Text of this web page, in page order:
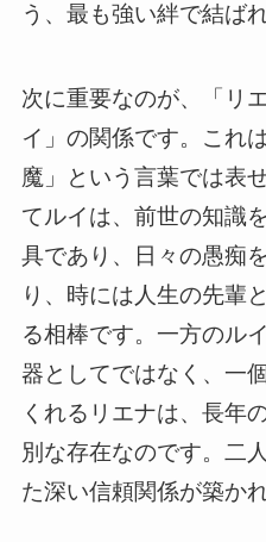
う、最も強い絆で結ば
次に重要なのが、「リ
イ」の関係です。これ
魔」という言葉では表
てルイは、前世の知識
具であり、日々の愚痴
り、時には人生の先輩
る相棒です。一方のル
器としてではなく、一
くれるリエナは、長年
別な存在なのです。二
た深い信頼関係が築か